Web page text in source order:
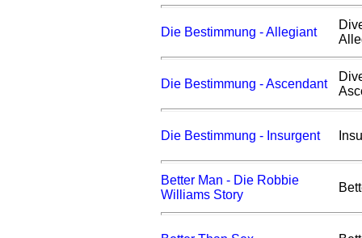
Die Bestimmung - Allegiant
Die Bestimmung - Ascendant
Die Bestimmung - Insurgent
Better Man - Die Robbie
Williams Story